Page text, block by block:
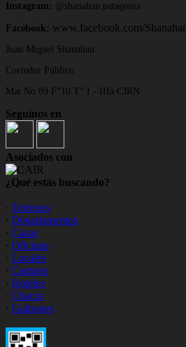
Instagram: @shanahan.patagonia
Facebook: www.facebook.com/
Juan Miguel Shanahan
Corredor Público
Mat No 89 F°10 T° I - IIIa CJRN
Seguinos en
Asociados con
¿Qué estás buscando?
· Terrenos
· Departamentos
· Casas
· Oficinas
· Locales
· Campos
· Hoteles
· Chacra
· Galpones